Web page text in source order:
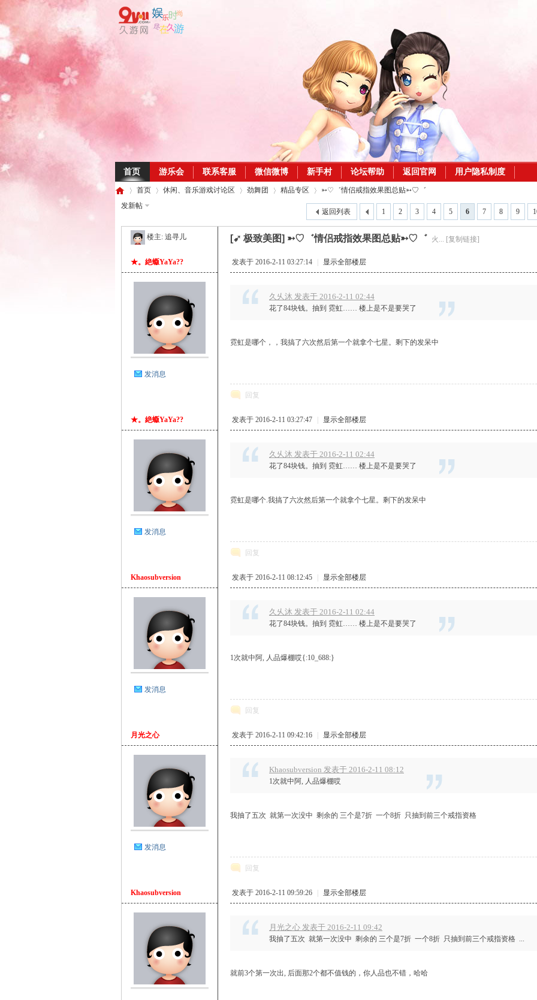
首页 游乐会 联系客服 微信微博 新手村 论坛帮助 返回官网 用户隐私制度
首页
›
休闲、音乐游戏讨论区
›
劲舞团
›
精品专区 ➳♡゛情侣戒指效果图总贴➳♡゛
1 2 3 4 5 6 7 8 9
返回列表
发新帖
楼主: 追寻儿 [➹ 极致美图] ➳♡゛情侣戒指效果图总贴➳♡゛ 火... [复制链接]
★。絶蝂YaYa??
发消息
发表于 2016-2-11 03:27:14 显示全部楼层
久乆沐 发表于 2016-2-11 02:44
花了84块钱。抽到 霓虹…… 楼上是不是要哭了
霓虹是哪个，，我搞了六次然后第一个就拿个七星。剩下的发呆中
回复
★。絶蝂YaYa??
发消息
发表于 2016-2-11 03:27:47 显示全部楼层
久乆沐 发表于 2016-2-11 02:44
花了84块钱。抽到 霓虹…… 楼上是不是要哭了
霓虹是哪个.我搞了六次然后第一个就拿个七星。剩下的发呆中
回复
Khaosubversion
发消息
发表于 2016-2-11 08:12:45 显示全部楼层
久乆沐 发表于 2016-2-11 02:44
花了84块钱。抽到 霓虹…… 楼上是不是要哭了
1次就中阿, 人品爆棚哎{:10_688:}
回复
月光之心
发消息
发表于 2016-2-11 09:42:16 显示全部楼层
Khaosubversion 发表于 2016-2-11 08:12
1次就中阿, 人品爆棚哎
我抽了五次 就第一次没中 剩余的 三个是7折 一个8折 只抽到前三个戒指资格
回复
Khaosubversion 发表于 2016-2-11 09:59:26 显示全部楼层
月光之心 发表于 2016-2-11 09:42
我抽了五次 就第一次没中 剩余的 三个是7折 一个8折 只抽到前三个戒指资格 ...
就前3个第一次出, 后面那2个都不值钱的，你人品也不错，哈哈